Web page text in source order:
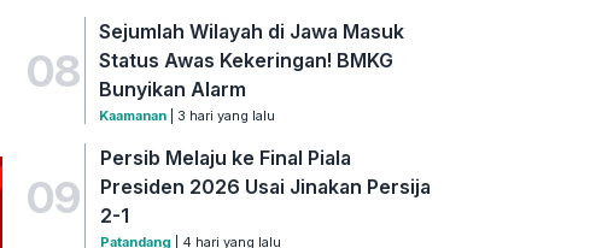
08
Sejumlah Wilayah di Jawa Masuk
Status Awas Kekeringan! BMKG
Bunyikan Alarm
Kaamanan | 3 hari yang lalu
09
Persib Melaju ke Final Piala
Presiden 2026 Usai Jinakan Persija
2-1
Patandang | 4 hari yang lalu